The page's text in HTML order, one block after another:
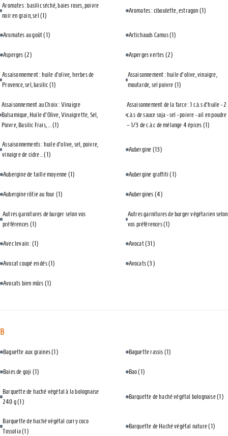
Aromates : basilic séché, baies roses, poivre
noir en grain, sel(1)
Aromates : ciboulette, estragon (1)
Aromates au goût(1) Artichauds Camus(1)
Asperges (2) Asperges vertes (2)
Assaisonnement : huile d'olive, herbes de
Provence, sel, basilic (1)
Assaisonnement : huile d'olive, vinaigre,
moutarde, sel poivre (1)
Assaisonnement au Choix : Vinaigre
Balsamique, Huile d'Olive, Vinaigrette, Sel,
Poivre, Basilic Frais, ... (1)
Assaisonnement de la farce : 1 c.à.s d'huile - 2
c.à.s de sauce soja - sel - poivre - ail en poudre
– 1/3 de c.à.c de mélange 4 épices (1)
Assaisonnements : huile d'olive, sel, poivre,
vinaigre de cidre...(1)
Aubergine (13)
Aubergine de taille moyenne (1) Aubergine graffiti(1)
Aubergine rôtie au four (1) Aubergines (4)
Autres garnitures de burger selon vos
préférences (1)
Autres garnitures de burger végétarien selon
vos préférences(1)
Avec levain : (1) Avocat(31)
Avocat coupé en dés(1) Avocats(3)
Avocats bien mûrs (1)
B
Baguette aux graines(1) Baguette rassis (1)
Baies de goji (1) Bao(1)
Barquette de haché végétal à la bolognaise
240 g(1)
Barquette de haché végétal bolognaise(1)
Barquette de haché végétal curry coco
Tossolia(1)
Barquette de Haché végétal nature(1)